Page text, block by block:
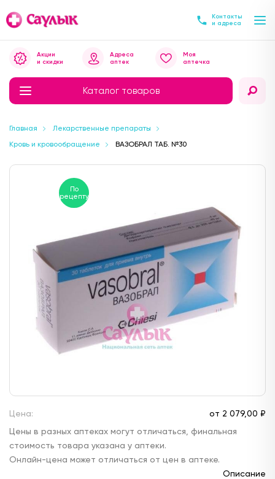
Контакты
и адреса
Каталог товаров
Акции
и скидки
Адреса
аптек
Моя
аптечка
Главная
Лекарственные препараты
Кровь и кровообращение
ВАЗОБРАЛ ТАБ. №30
По
рецепту
Цена: от 2 079,00 ₽
Цены в разных аптеках могут отличаться, финальная
стоимость товара указана у аптеки.
Онлайн-цена может отличаться от цен в аптеке.
Описание